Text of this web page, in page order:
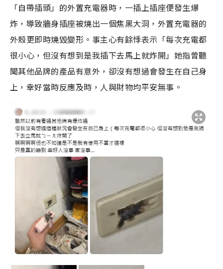
「自帶插頭」的外置充電器時，一插上插座便發生爆
炸，導致牆身插座被燒出一個焦黑大洞，外置充電器的
外殼更即時燒毀變形。事主心有餘悸表示「每次充電都
很小心，但沒有想到是我插下去馬上就炸開」她指曾聽
聞其他品牌的產品有意外，卻沒有想過會發生在自己身
上，幸好當時反應及時，人與財物均平安無事。